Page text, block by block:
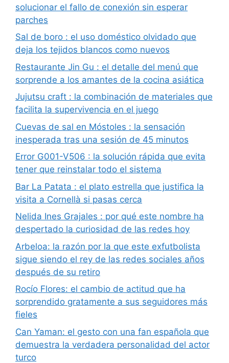
solucionar el fallo de conexión sin esperar
parches
Sal de boro : el uso doméstico olvidado que
deja los tejidos blancos como nuevos
Restaurante Jin Gu : el detalle del menú que
sorprende a los amantes de la cocina asiática
Jujutsu craft : la combinación de materiales que
facilita la supervivencia en el juego
Cuevas de sal en Móstoles : la sensación
inesperada tras una sesión de 45 minutos
Error G001-V506 : la solución rápida que evita
tener que reinstalar todo el sistema
Bar La Patata : el plato estrella que justifica la
visita a Cornellà si pasas cerca
Nelida Ines Grajales : por qué este nombre ha
despertado la curiosidad de las redes hoy
Arbeloa: la razón por la que este exfutbolista
sigue siendo el rey de las redes sociales años
después de su retiro
Rocío Flores: el cambio de actitud que ha
sorprendido gratamente a sus seguidores más
fieles
Can Yaman: el gesto con una fan española que
demuestra la verdadera personalidad del actor
turco